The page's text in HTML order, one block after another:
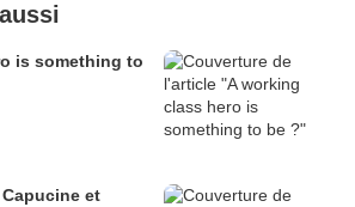
is something to
et